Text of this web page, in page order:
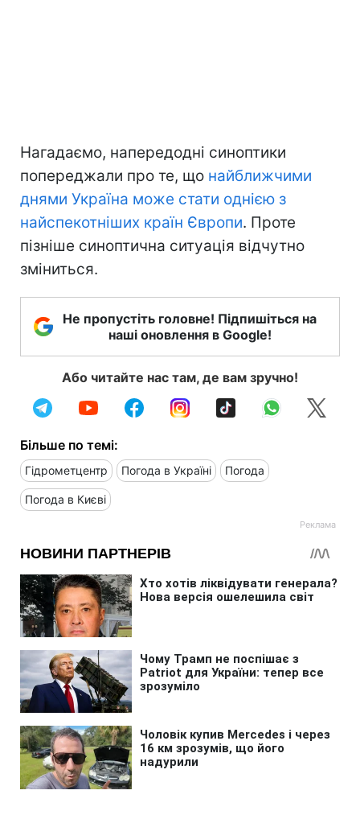
Нагадаємо, напередодні синоптики
попереджали про те, що найближчими
днями Україна може стати однією з
найспекотніших країн Європи. Проте
пізніше синоптична ситуація відчутно
зміниться.
Не пропустіть головне! Підпишіться на
наші оновлення в Google!
Або читайте нас там, де вам зручно!
Більше по темі:
Гідрометцентр Погода в Україні Погода
Погода в Києві